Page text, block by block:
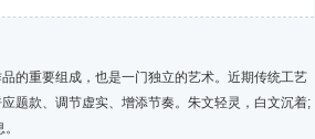
的重要组成，也是一门独立的艺术。近期传统工艺
题款、调节虚实、增添节奏。朱文轻灵，白文沉着;